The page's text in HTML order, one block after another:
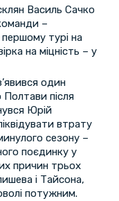
Василь Сачко
–
турі на
на міцність – у
один
після
Юрій
втрату
сезону –
поєдинку у
причин трьох
і Тайсона,
потужним.